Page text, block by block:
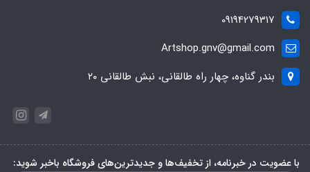
09194279317
Artshop.gnv@gmail.com
بندر گناوه، چهار راه طالقانی، نبش طالقانی ۲۰
با عضویت در خبرنامه، از تخفیف‌ها و جدیدترین‌های فروشگاه باخبر شوید: